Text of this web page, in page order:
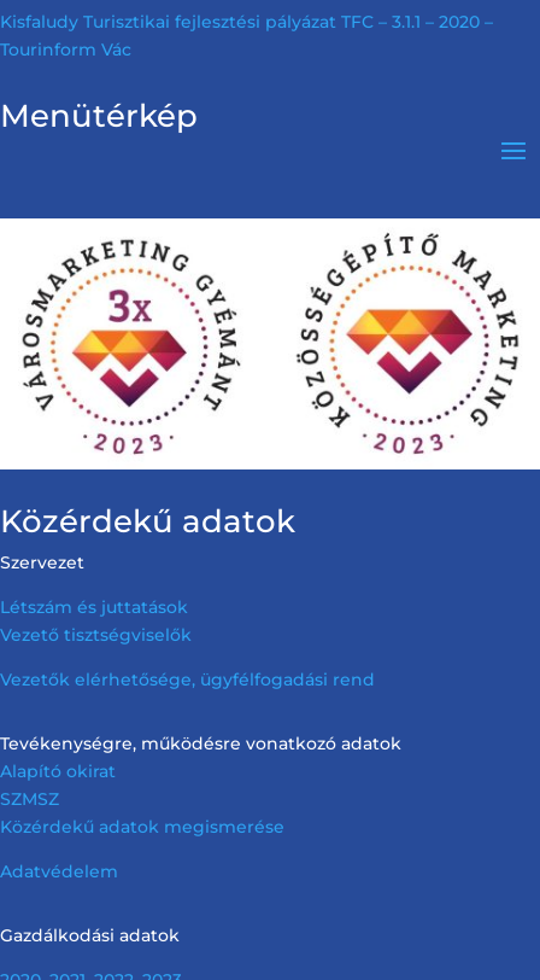
Kisfaludy Turisztikai fejlesztési pályázat TFC – 3.1.1 – 2020 –
Tourinform Vác
Menütérkép
Közérdekű adatok
Szervezet
Létszám és juttatások
Vezető tisztségviselők
Vezetők elérhetősége, ügyfélfogadási rend
Tevékenységre, működésre vonatkozó adatok
Alapító okirat
SZMSZ
Közérdekű adatok megismerése
Adatvédelem
Gazdálkodási adatok